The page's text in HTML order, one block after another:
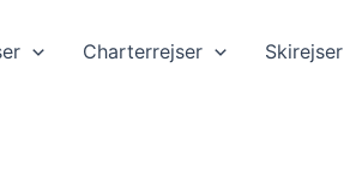
Charterrejser Skirejser